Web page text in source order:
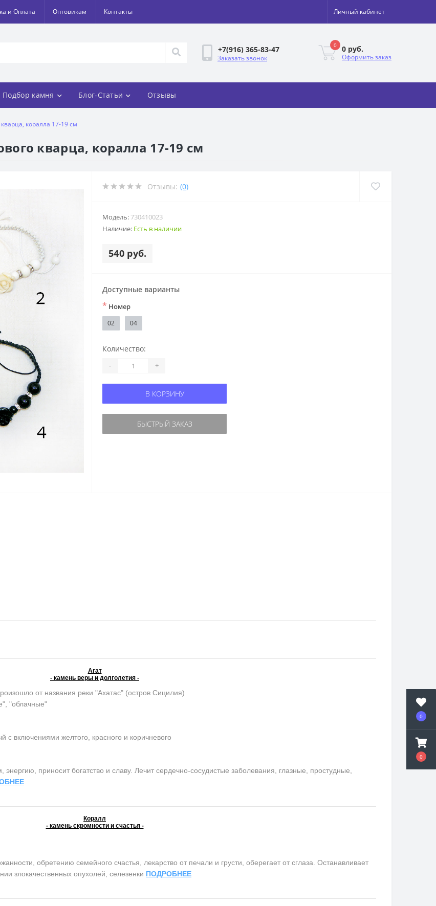
0
0
и Оплата Оптовикам Контакты Личный кабинет
+7(916) 365-83-47
Заказать звонок
0 0 руб.
Оформить заказ
Подбор камня Блог-Статьи Отзывы
коралла 17-19 см
кварца, коралла 17-19 см
Отзывы: (0)
Модель:730410023
Наличие: Есть в наличии
540 руб.
Доступные варианты
* Номер
02 04
Количество:
- +
В КОРЗИНУ
БЫСТРЫЙ ЗАКАЗ
Агат
- камень веры и долголетия -
от названия реки "Ахатас" (остров Сицилия)
"облачные"
включениями желтого, красного и коричневого
приносит богатство и славу. Лечит сердечно-сосудистые заболевания, глазные, простудные,
Коралл
- камень скромности и счастья -
обретению семейного счастья, лекарство от печали и грусти, оберегает от сглаза. Останавливает
злокачественных опухолей, селезенки ПОДРОБНЕЕ